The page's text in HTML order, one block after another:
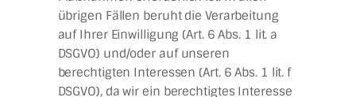
übrigen Fällen beruht die Verarbeitung
auf Ihrer Einwilligung (Art. 6 Abs. 1 lit. a
DSGVO) und/oder auf unseren
berechtigten Interessen (Art. 6 Abs. 1 lit. f
DSGVO), da wir ein berechtigtes Interesse